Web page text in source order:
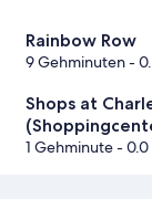
Rainbow Row
9 Gehminuten-
Shops at
1 Gehminute- 0.0